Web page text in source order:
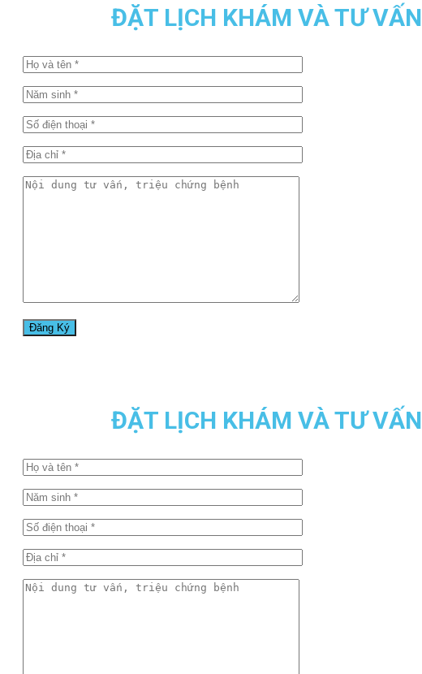
ĐẶT LỊCH KHÁM VÀ TƯ VẤN
ĐẶT LỊCH KHÁM VÀ TƯ VẤN